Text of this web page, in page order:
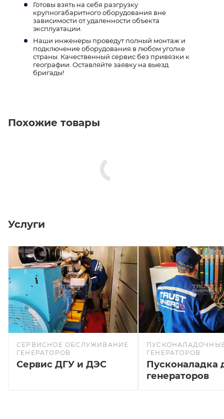
Готовы взять на себя разгрузку
крупногабаритного оборудования вне
зависимости от удаленности объекта
эксплуатации.
Наши инженеры проведут полный монтаж и
подключение оборудования в любом уголке
страны. Качественный сервис без привязки к
географии. Оставляйте заявку на выезд
бригады!
Похожие товары
Услуги
СЕРВИСНОЕ ОБСЛУЖИВАНИЕ
ГЕНЕРАТОРОВ
Сервис ДГУ и ДЭС
ГЕНЕРАТОРОВ
Пусконаладка
генераторов